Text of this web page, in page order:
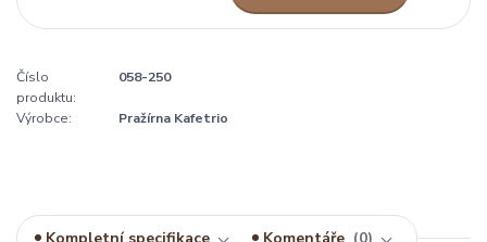
Číslo
produktu:
058-250
Výrobce: Pražírna Kafetrio
Kompletní specifikace Komentáře 0